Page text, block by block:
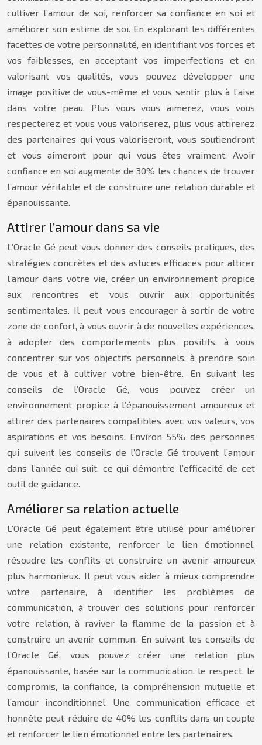
cultiver l’amour de soi, renforcer sa confiance en soi et
améliorer son estime de soi. En explorant les différentes
facettes de votre personnalité, en identifiant vos forces et
vos faiblesses, en acceptant vos imperfections et en
valorisant vos qualités, vous pouvez développer une
image positive de vous-même et vous sentir plus à l’aise
dans votre peau. Plus vous vous aimerez, vous vous
respecterez et vous vous valoriserez, plus vous attirerez
des partenaires qui vous valoriseront, vous soutiendront
et vous aimeront pour qui vous êtes vraiment. Avoir
confiance en soi augmente de 30% les chances de trouver
l’amour véritable et de construire une relation durable et
épanouissante.
Attirer l’amour dans sa vie
L’Oracle Gé peut vous donner des conseils pratiques, des
stratégies concrètes et des astuces efficaces pour attirer
l’amour dans votre vie, créer un environnement propice
aux rencontres et vous ouvrir aux opportunités
sentimentales. Il peut vous encourager à sortir de votre
zone de confort, à vous ouvrir à de nouvelles expériences,
à adopter des comportements plus positifs, à vous
concentrer sur vos objectifs personnels, à prendre soin
de vous et à cultiver votre bien-être. En suivant les
conseils de l’Oracle Gé, vous pouvez créer un
environnement propice à l’épanouissement amoureux et
attirer des partenaires compatibles avec vos valeurs, vos
aspirations et vos besoins. Environ 55% des personnes
qui suivent les conseils de l’Oracle Gé trouvent l’amour
dans l’année qui suit, ce qui démontre l’efficacité de cet
outil de guidance.
Améliorer sa relation actuelle
L’Oracle Gé peut également être utilisé pour améliorer
une relation existante, renforcer le lien émotionnel,
résoudre les conflits et construire un avenir amoureux
plus harmonieux. Il peut vous aider à mieux comprendre
votre partenaire, à identifier les problèmes de
communication, à trouver des solutions pour renforcer
votre relation, à raviver la flamme de la passion et à
construire un avenir commun. En suivant les conseils de
l’Oracle Gé, vous pouvez créer une relation plus
épanouissante, basée sur la communication, le respect, le
compromis, la confiance, la compréhension mutuelle et
l’amour inconditionnel. Une communication efficace et
honnête peut réduire de 40% les conflits dans un couple
et renforcer le lien émotionnel entre les partenaires.